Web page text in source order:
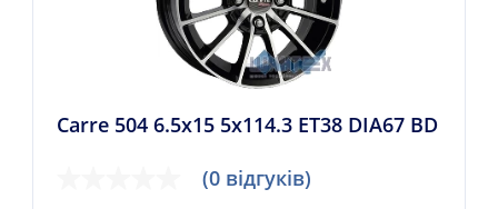
Carre 504 6.5x15 5x114.3 ET38 DIA67 BD
(0 відгуків)